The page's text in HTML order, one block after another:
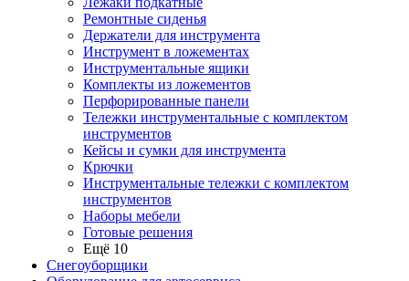
Ремонтные сиденья
Держатели для инструмента
Инструмент в ложементах
Инструментальные ящики
Комплекты из ложементов
Перфорированные панели
Тележки инструментальные с комплектом
инструментов
Кейсы и сумки для инструмента
Крючки
Инструментальные тележки с комплектом
инструментов
Наборы мебели
Готовые решения
Ещё 10
Снегоуборщики